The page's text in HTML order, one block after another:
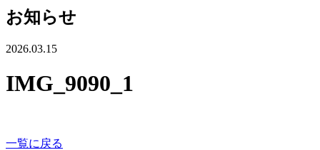
お知らせ
2026.03.15
IMG_9090_1
一覧に戻る